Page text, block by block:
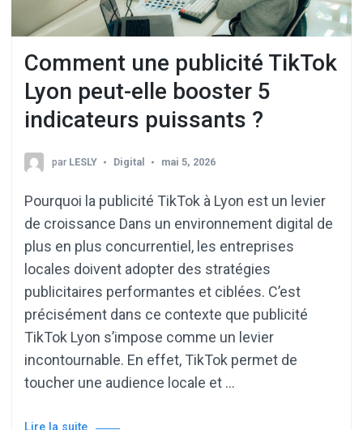
Comment une publicité TikTok
Lyon peut-elle booster 5
indicateurs puissants ?
par LESLY Digital mai 5, 2026
Pourquoi la publicité TikTok à Lyon est un levier
de croissance Dans un environnement digital de
plus en plus concurrentiel, les entreprises
locales doivent adopter des stratégies
publicitaires performantes et ciblées. C’est
précisément dans ce contexte que publicité
TikTok Lyon s’impose comme un levier
incontournable. En effet, TikTok permet de
toucher une audience locale et …
Lire la suite